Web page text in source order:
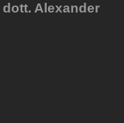
Alexander